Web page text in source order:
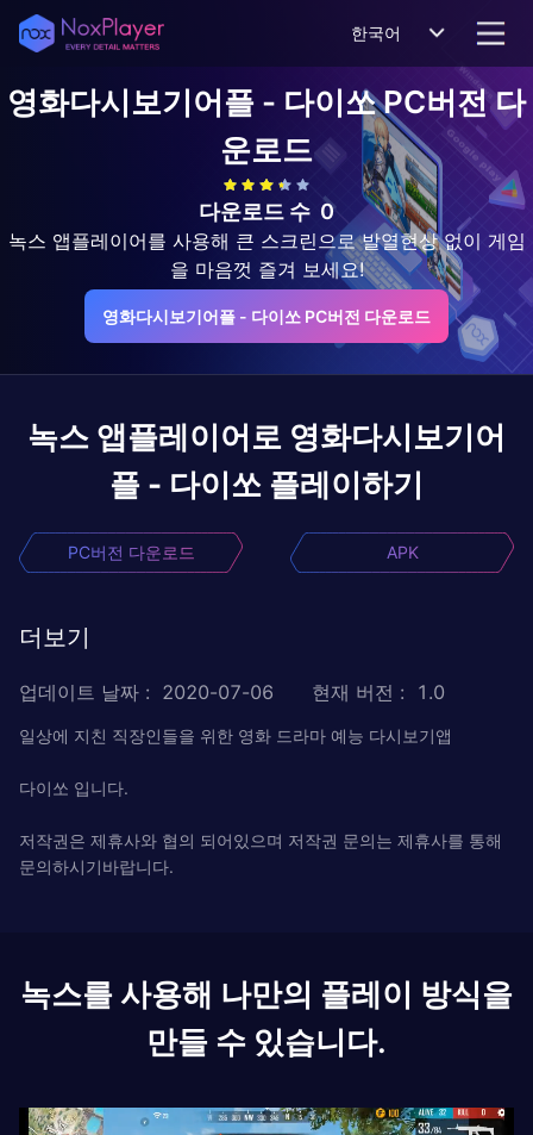
한국어
영화다시보기어플 - 다이쏘PC버전 다
운로드
다운로드 수 0
녹스 앱플레이어를 사용해 큰 스크린으로 발열현상 없이 게임
을 마음껏 즐겨 보세요!
영화다시보기어플 - 다이쏘 PC버전 다운로드
녹스 앱플레이어로 영화다시보기어
플 - 다이쏘 플레이하기
PC버전 다운로드 APK
더보기
업데이트 날짜 : 2020-07-06 현재 버전 : 1.0
일상에 지친 직장인들을 위한 영화 드라마 예능 다시보기앱
다이쏘 입니다.
저작권은 제휴사와 협의 되어있으며 저작권 문의는 제휴사를 통해
문의하시기바랍니다.
녹스를 사용해 나만의 플레이 방식을
만들 수 있습니다.